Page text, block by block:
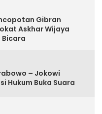
Gibran
Askhar Wijaya
Bicara
– Jokowi
Hukum Buka Suara